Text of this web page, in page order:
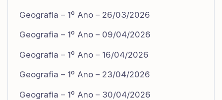
Geografia – 1º Ano – 26/03/2026
Geografia – 1º Ano – 09/04/2026
Geografia – 1º Ano – 16/04/2026
Geografia – 1º Ano – 23/04/2026
Geografia – 1º Ano – 30/04/2026